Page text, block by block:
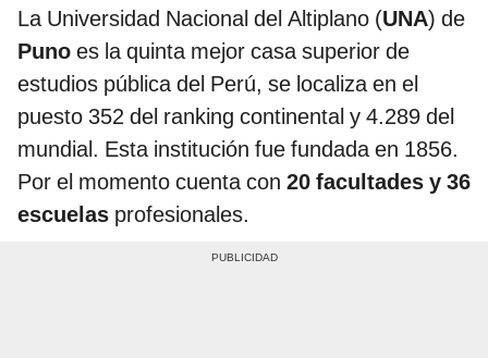
La Universidad Nacional del Altiplano (UNA) de
Puno es la quinta mejor casa superior de
estudios pública del Perú, se localiza en el
puesto 352 del ranking continental y 4.289 del
mundial. Esta institución fue fundada en 1856.
Por el momento cuenta con 20 facultades y 36
escuelas profesionales.